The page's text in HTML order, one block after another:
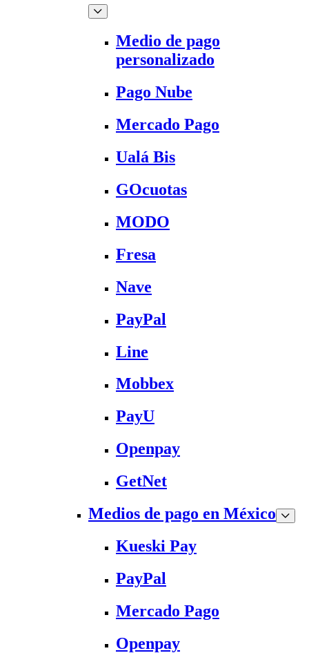
Medio de pago
personalizado
Pago Nube
Mercado Pago
Ualá Bis
GOcuotas
MODO
Fresa
Nave
PayPal
Line
Mobbex
PayU
Openpay
GetNet
Medios de pago en México
Kueski Pay
PayPal
Mercado Pago
Openpay